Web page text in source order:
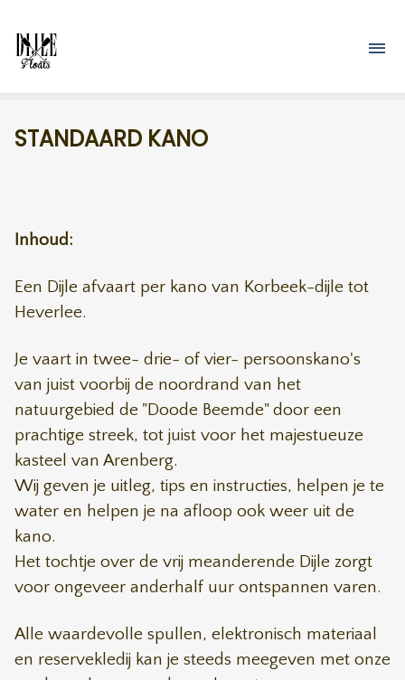
STANDAARD KANO
Inhoud:
Een Dijle afvaart per kano van Korbeek-dijle tot
Heverlee.
Je vaart in twee- drie- of vier- persoonskano's
van juist voorbij de noordrand van het
natuurgebied de "Doode Beemde" door een
prachtige streek, tot juist voor het majestueuze
kasteel van Arenberg.
Wij geven je uitleg, tips en instructies, helpen je te
water en helpen je na afloop ook weer uit de
kano.
Het tochtje over de vrij meanderende Dijle zorgt
voor ongeveer anderhalf uur ontspannen varen.
Alle waardevolle spullen, elektronisch materiaal
en reservekledij kan je steeds meegeven met onze